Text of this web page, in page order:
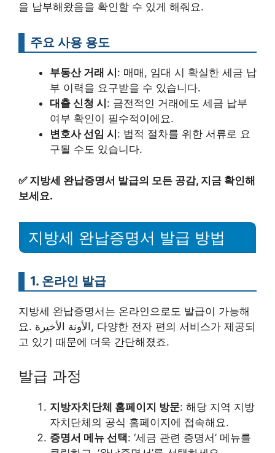
을 납부해왔음을 확인할 수 있게 해줘요.
주요 사용 용도
부동산 거래 시 : 매매, 임대 시 확실한 세금 납
부 이력을 요구받을 수 있습니다.
대출 신청 시 : 금전적인 거래에도 세금 납부
여부 확인이 필수적이에요.
변호사 선임 시 : 법적 절차를 위한 서류로 요
구될 수도 있습니다.
✅ 지방세 완납증명서 발급의 모든 공감, 지금 확인해
보세요.
지방세 완납증명서 발급 방법
1. 온라인 발급
지방세 완납증명서는 온라인으로도 발급이 가능해
요. الأونة الأخيرة, 다양한 전자 편의 서비스가 제공되
고 있기 때문에 더욱 간단해졌죠.
발급 과정
지방자치단체 홈페이지 방문: 해당 지역 지방
자치단체의 공식 홈페이지에 접속해요.
증명서 메뉴 선택: ‘세금 관련 증명서’ 메뉴를